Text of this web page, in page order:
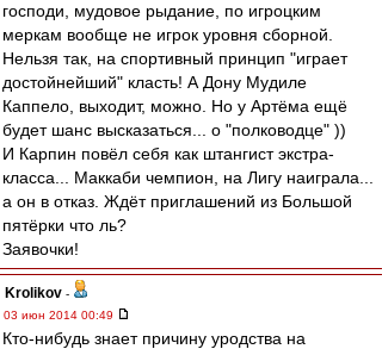
господи, мудовое рыдание, по игроцким
меркам вообще не игрок уровня сборной.
Нельзя так, на спортивный принцип "играет
достойнейший" класть! А Дону Мудиле
Каппело, выходит, можно. Но у Артёма ещё
будет шанс высказаться... о "полководце" ))
И Карпин повёл себя как штангист экстра-
класса... Маккаби чемпион, на Лигу наиграла...
а он в отказ. Ждёт приглашений из Большой
пятёрки что ль?
Заявочки!
Krolikov -
03 июн 2014 00:49
Кто-нибудь знает причину уродства на